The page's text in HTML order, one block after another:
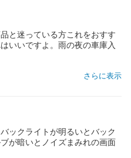
と迷っている方これをおすす
いいですよ。雨の夜の車庫入
さらに表示
ックライトが明るいとバック
が暗いとノイズまみれの画面